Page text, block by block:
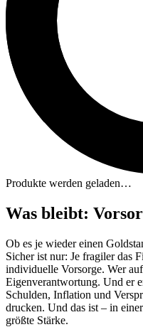
Produkte werden geladen…
Was bleibt:
Ob es je wieder einen
Sicher ist nur: Je fragiler das
individuelle Vorsorge. Wer
Eigenverantwortung. Und er
Schulden, Inflation und
drucken. Und das ist – in
größte Stärke.